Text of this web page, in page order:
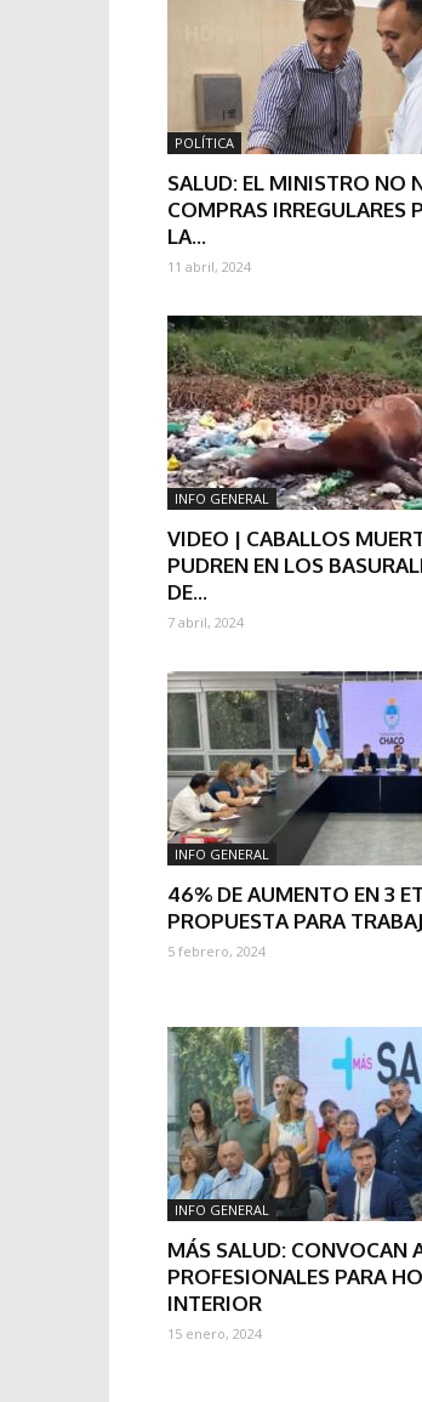
POLÍTICA
SALUD: EL MINISTRO NO
COMPRAS IRREGULARES
LA...
11 abril, 2024
INFO GENERAL
VIDEO | CABALLOS
PUDREN EN LOS
DE...
7 abril, 2024
INFO GENERAL
46% DE AUMENTO EN 3
PROPUESTA PARA
5 febrero, 2024
INFO GENERAL
MÁS SALUD: CONVOCAN
PROFESIONALES PARA
INTERIOR
15 enero, 2024